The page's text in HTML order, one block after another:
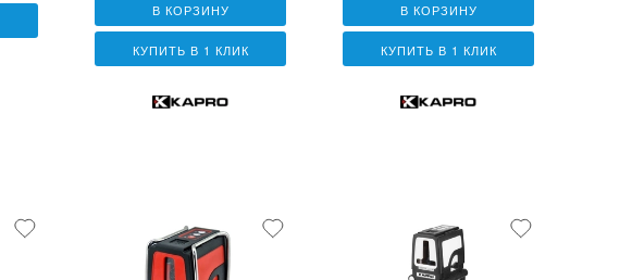
В КОРЗИНУ
КУПИТЬ В 1 КЛИК
В КОРЗИНУ
КУПИТЬ В 1 КЛИК